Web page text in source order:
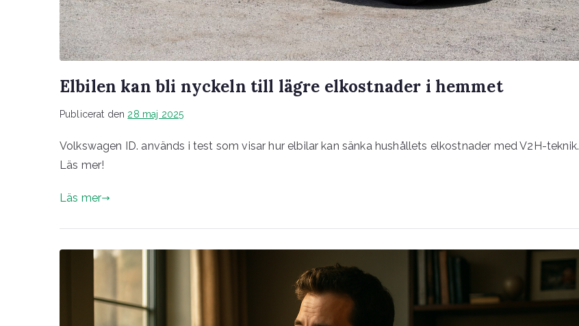
Elbilen kan bli nyckeln till lägre elkostnader i hemmet
Publicerat den 28 maj 2025
Volkswagen ID. används i test som visar hur elbilar kan sänka hushållets elkostnader med V2H-teknik.
Läs mer!
Läs mer